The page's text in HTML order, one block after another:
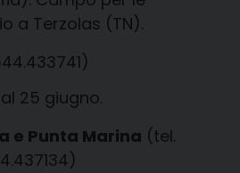
a Terzolas (TN).
25 giugno.
e Punta Marina (tel.